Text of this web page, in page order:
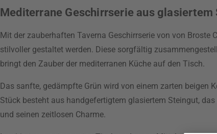
Mediterrane Geschirrserie aus glasiertem
Mit der zauberhaften Taverna Geschirrserie von von Broste
stilvoller gestaltet werden. Diese sorgfältig
bringt den Zauber der mediterranen Küche auf den Tisch.
Das sanfte, gedämpfte Grün wird von einem zarten beigen
Stück besteht aus handgefertigtem glasiertem Steingut,
und seinen zeitlosen Charme.